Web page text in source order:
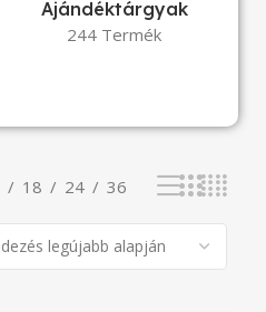
Ajándéktárgyak
244 Termék
18 24 36